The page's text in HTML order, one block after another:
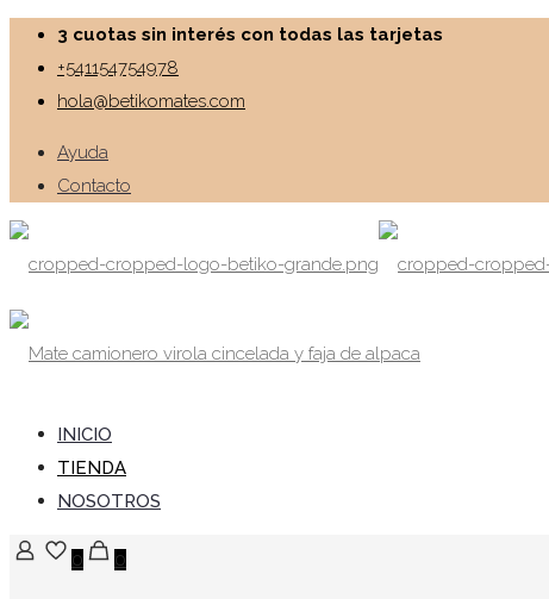
3 cuotas sin interés con todas las tarjetas
+541154754978
hola@betikomates.com
Ayuda
Contacto
INICIO
TIENDA
NOSOTROS
0 0